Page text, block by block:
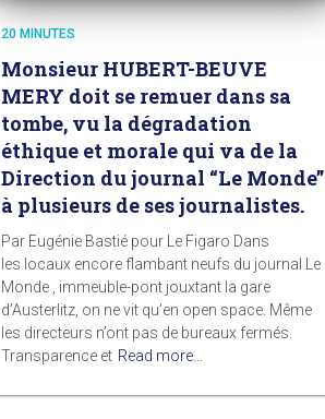
20 MINUTES
Monsieur HUBERT-BEUVE
MERY doit se remuer dans sa
tombe, vu la dégradation
éthique et morale qui va de la
Direction du journal “Le Monde”
à plusieurs de ses journalistes.
Par Eugénie Bastié pour Le Figaro Dans
les locaux encore flambant neufs du journal Le
Monde , immeuble-pont jouxtant la gare
d’Austerlitz, on ne vit qu’en open space. Même
les directeurs n’ont pas de bureaux fermés.
Transparence et Read more…